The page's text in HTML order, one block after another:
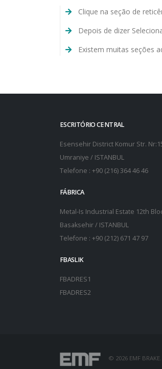
Clique na seção de
Depois de dizer
Existem muitas seções
ESCRITÓRIO CENTRAL
Esensehir District Komur Str.
Umraniye / ISTANBUL
Telefone : +90 (216) 364 46 46
FÁBRICA
Metal-Is Industrial Estate 12th
Basaksehir / ISTANBUL
Telefone : +90 (212) 671 47 97
FBASLIK
FBADRES1
FBADRES2
© 2026 EMF